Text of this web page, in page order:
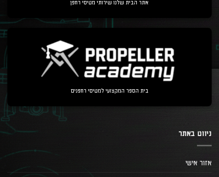
אתר הבית שלנו שירותי מטיסי רחפן
בית הספר המקצועי למטיסי רחפנים
ניווט באתר
אזור אישי